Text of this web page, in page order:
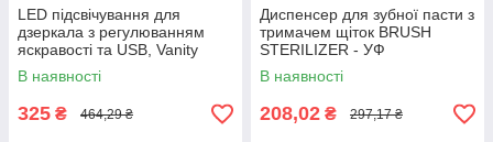
LED підсвічування для
дзеркала з регулюванням
яскравості та USB, Vanity
Mirror Lights / Світлодіодні
лампочки 10 шт для дзеркала
В наявності
325 ₴ 464,29 ₴
Диспенсер для зубної пасти з
тримачем щіток BRUSH
STERILIZER - УФ
стерилізатор 200 x 75 x 40
мм.
В наявності
208,02 ₴ 297,17 ₴